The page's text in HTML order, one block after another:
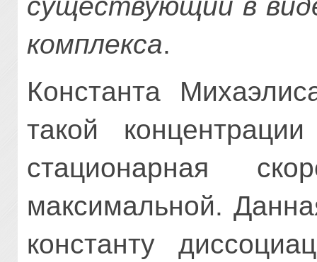
существующий в
комплекса.
Константа
такой
стационарная
максимальной.
кон­станту